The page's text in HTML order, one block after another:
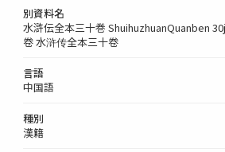
別資料名
水滸伝全本三十巻 ShuihuzhuanQuanben
卷 水浒传全本三十卷
言語
中国語
種別
漢籍